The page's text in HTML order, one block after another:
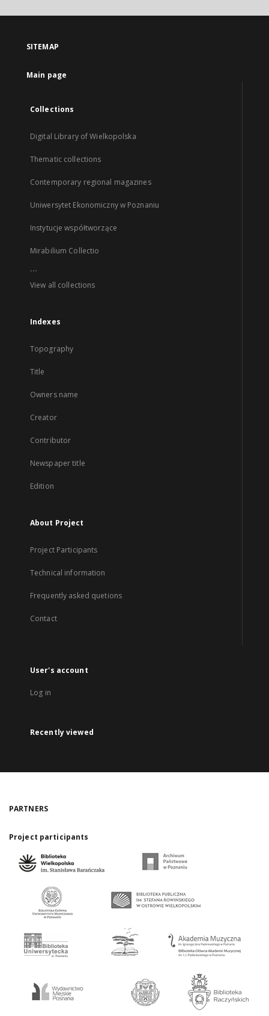
SITEMAP
Main page
Collections
Digital Library of Wielkopolska
Thematic collections
Contemporary regional magazines
Uniwersytet Ekonomiczny w Poznaniu
Instytucje współtworzące
Mirabilium Collectio
...
View all collections
Indexes
Topography
Title
Owners name
Creator
Contributor
Newspaper title
Edition
About Project
Project Participants
Technical information
Frequently asked quetions
Contact
User's account
Log in
Recently viewed
PARTNERS
Project participants